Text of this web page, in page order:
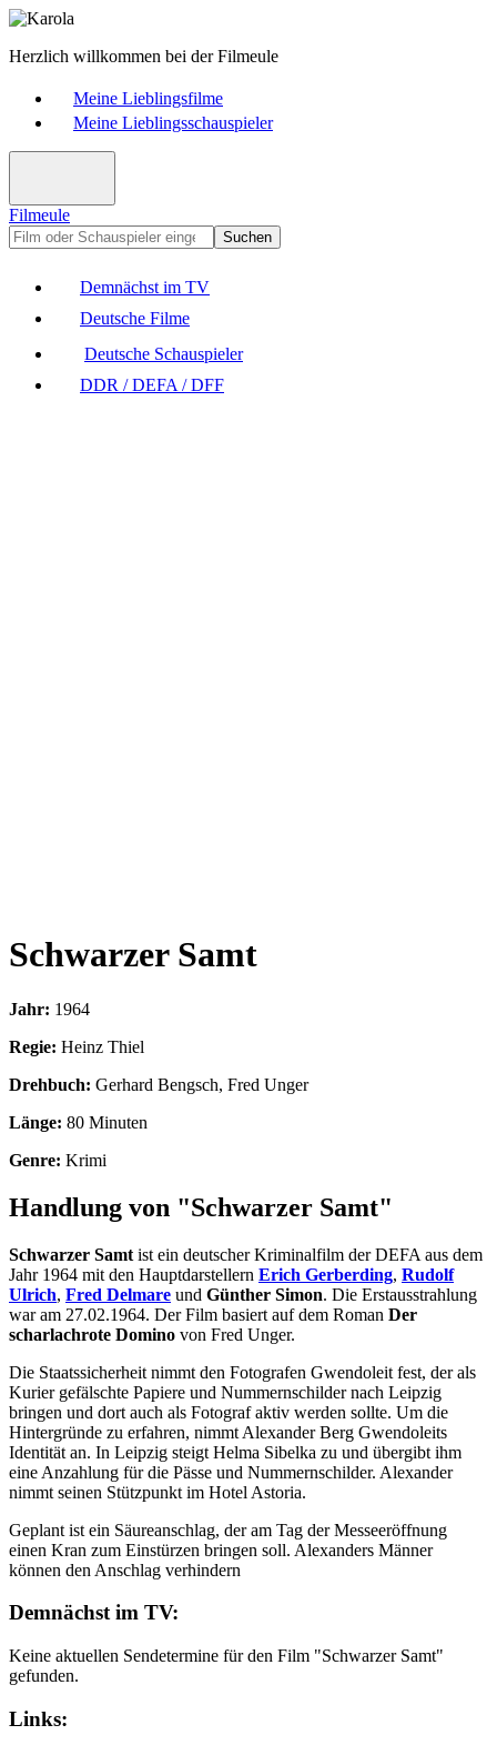
Herzlich willkommen bei der Filmeule
Meine Lieblingsfilme
Meine Lieblingsschauspieler
Filmeule
Suchen
Demnächst im TV
Deutsche Filme
Deutsche Schauspieler
DDR / DEFA / DFF
Schwarzer Samt
Jahr: 1964
Regie: Heinz Thiel
Drehbuch: Gerhard Bengsch, Fred Unger
Länge: 80 Minuten
Genre: Krimi
Handlung von "Schwarzer Samt"
Schwarzer Samt ist ein deutscher Kriminalfilm der DEFA aus dem
Jahr 1964 mit den Hauptdarstellern Erich Gerberding, Rudolf
Ulrich, Fred Delmare und Günther Simon. Die Erstausstrahlung
war am 27.02.1964. Der Film basiert auf dem Roman Der
scharlachrote Domino von Fred Unger.
Die Staatssicherheit nimmt den Fotografen Gwendoleit fest, der als
Kurier gefälschte Papiere und Nummernschilder nach Leipzig
bringen und dort auch als Fotograf aktiv werden sollte. Um die
Hintergründe zu erfahren, nimmt Alexander Berg Gwendoleits
Identität an. In Leipzig steigt Helma Sibelka zu und übergibt ihm
eine Anzahlung für die Pässe und Nummernschilder. Alexander
nimmt seinen Stützpunkt im Hotel Astoria.
Geplant ist ein Säureanschlag, der am Tag der Messeeröffnung
einen Kran zum Einstürzen bringen soll. Alexanders Männer
können den Anschlag verhindern
Demnächst im TV:
Keine aktuellen Sendetermine für den Film "Schwarzer Samt"
gefunden.
Links: